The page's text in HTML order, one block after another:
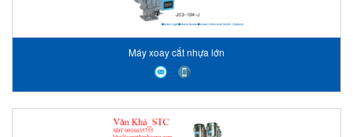
Máy xoay cắt nhựa lớn